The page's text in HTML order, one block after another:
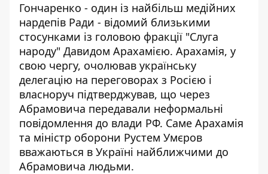
Гончаренко - один із найбільш медійних
нардепів Ради - відомий близькими
стосунками із головою фракції "Слуга
народу" Давидом Арахамією. Арахамія, у
свою чергу, очолював українську
делегацію на переговорах з Росією і
власноруч підтверджував, що через
Абрамовича передавали неформальні
повідомлення до влади РФ. Саме Арахамія
та міністр оборони Рустем Умєров
вважаються в Україні найближчими до
Абрамовича людьми.